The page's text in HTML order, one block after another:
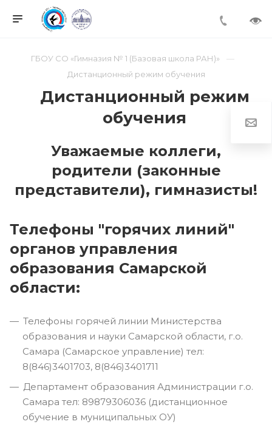
ГБОУ СО «Гимназия № 1 (Базовая школа РАН)»
Дистанционный режим обучения
Дистанционный режим
обучения
Уважаемые коллеги,
родители (законные
представители), гимназисты!
Телефоны "горячих линий"
органов управления
образования Самарской
области:
Телефоны горячей линии Министерства
образования и науки Самарской области, г.о.
Самара (Самарское управление) тел:
8(846)3401703, 8(846)3401711
Департамент образования Администрации г.о.
Самара тел: 89879306036 (дистанционное
обучение в муниципальных ОУ)